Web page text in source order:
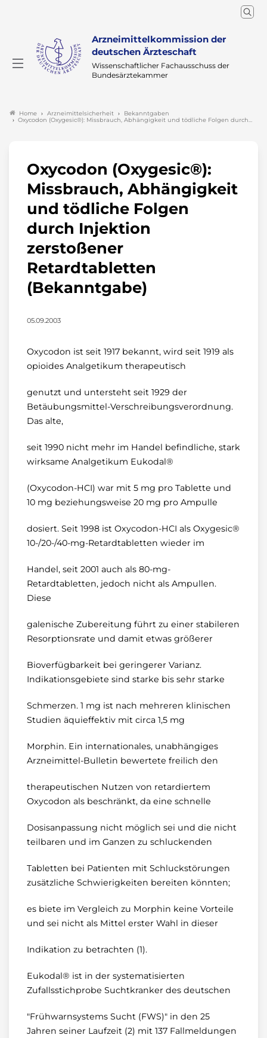
Arzneimittelkommission der
deutschen Ärzteschaft
Wissenschaftlicher Fachausschuss der
Bundesärztekammer
Home Arzneimittelsicherheit
Bekanntgaben
Oxycodon (Oxygesic®): Missbrauch, Abhängigkeit und tödliche Folgen durch…
Oxycodon (Oxygesic®):
Missbrauch, Abhängigkeit
und tödliche Folgen
durch Injektion
zerstoßener
Retardtabletten
(Bekanntgabe)
05.09.2003
Oxycodon ist seit 1917 bekannt, wird seit 1919 als
opioides Analgetikum therapeutisch
genutzt und untersteht seit 1929 der
Betäubungsmittel-Verschreibungsverordnung.
Das alte,
seit 1990 nicht mehr im Handel befindliche, stark
wirksame Analgetikum Eukodal®
(Oxycodon-HCI) war mit 5 mg pro Tablette und
10 mg beziehungsweise 20 mg pro Ampulle
dosiert. Seit 1998 ist Oxycodon-HCI als Oxygesic®
10-/20-/40-mg-Retardtabletten wieder im
Handel, seit 2001 auch als 80-mg-
Retardtabletten, jedoch nicht als Ampullen.
Diese
galenische Zubereitung führt zu einer stabileren
Resorptionsrate und damit etwas größerer
Bioverfügbarkeit bei geringerer Varianz.
Indikationsgebiete sind starke bis sehr starke
Schmerzen. 1 mg ist nach mehreren klinischen
Studien äquieffektiv mit circa 1,5 mg
Morphin. Ein internationales, unabhängiges
Arzneimittel-Bulletin bewertete freilich den
therapeutischen Nutzen von retardiertem
Oxycodon als beschränkt, da eine schnelle
Dosisanpassung nicht möglich sei und die nicht
teilbaren und im Ganzen zu schluckenden
Tabletten bei Patienten mit Schluckstörungen
zusätzliche Schwierigkeiten bereiten könnten;
es biete im Vergleich zu Morphin keine Vorteile
und sei nicht als Mittel erster Wahl in dieser
Indikation zu betrachten (1).
Eukodal® ist in der systematisierten
Zufallsstichprobe Suchtkranker des deutschen
"Frühwarnsystems Sucht (FWS)" in den 25
Jahren seiner Laufzeit (2) mit 137 Fallmeldungen